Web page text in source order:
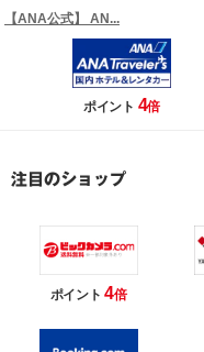
【ANA公式】 AN...
ポイント 4倍
ポイント4倍